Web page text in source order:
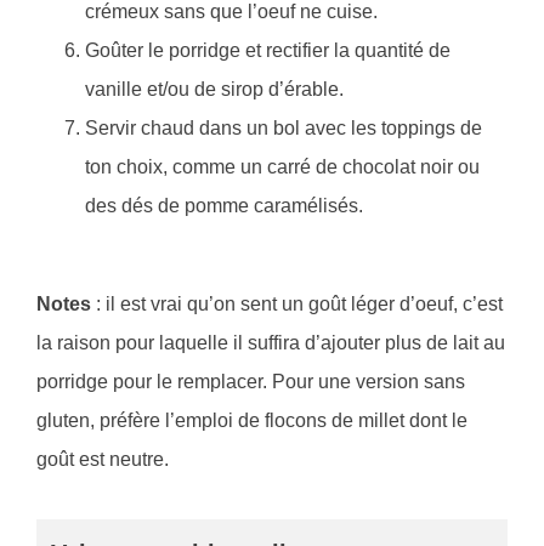
crémeux sans que l’oeuf ne cuise.
Goûter le porridge et rectifier la quantité de
vanille et/ou de sirop d’érable.
Servir chaud dans un bol avec les toppings de
ton choix, comme un carré de chocolat noir ou
des dés de pomme caramélisés.
Notes : il est vrai qu’on sent un goût léger d’oeuf, c’est
la raison pour laquelle il suffira d’ajouter plus de lait au
porridge pour le remplacer. Pour une version sans
gluten, préfère l’emploi de flocons de millet dont le
goût est neutre.